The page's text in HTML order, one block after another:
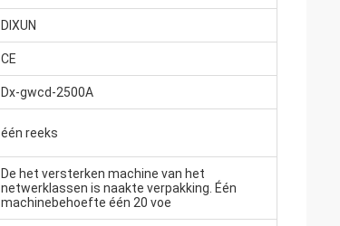
DIXUN
CE
Dx-gwcd-2500A
één reeks
De het versterken machine van het
netwerklassen is naakte verpakking. Één
machinebehoefte één 20 voe